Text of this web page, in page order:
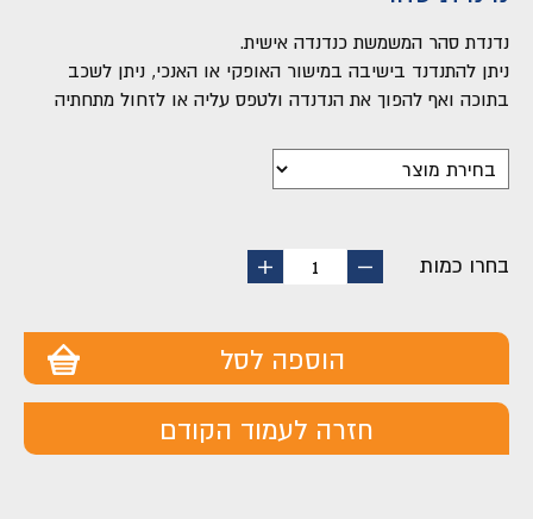
נדנדת סהר המשמשת כנדנדה אישית.
ניתן להתנדנד בישיבה במישור האופקי או האנכי, ניתן לשכב
בתוכה ואף להפוך את הנדנדה ולטפס עליה או לזחול מתחתיה
בחרו כמות
החסר
1
הוסף
הוספה לסל
חזרה לעמוד הקודם